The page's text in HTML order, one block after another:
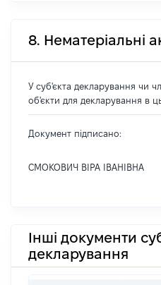
8. Нематеріальні
У суб'єкта декларування чи
об'єкти для декларування в
Документ підписано:
СМОКОВИЧ ВІРА ІВАНІВНА
Інші документи
декларування